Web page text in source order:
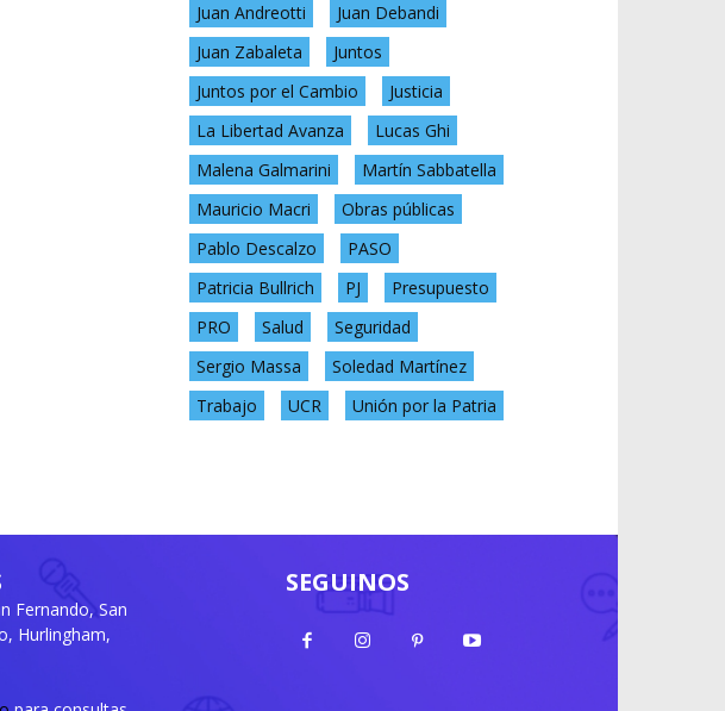
Juan Andreotti
Juan Debandi
Juan Zabaleta
Juntos
Juntos por el Cambio
Justicia
La Libertad Avanza
Lucas Ghi
Malena Galmarini
Martín Sabbatella
Mauricio Macri
Obras públicas
Pablo Descalzo
PASO
Patricia Bullrich
PJ
Presupuesto
PRO
Salud
Seguridad
Sergio Massa
Soledad Martínez
Trabajo
UCR Unión por la Patria
Fernando, San
Hurlingham,
SEGUINOS